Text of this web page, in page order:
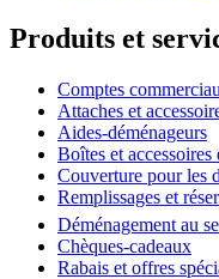
Produits et
Comptes
Attaches et
Aides-déménageurs
Boîtes et accessoires
Couverture pour les
Remplissages et
Déménagement au
Chèques-cadeaux
Rabais et offres